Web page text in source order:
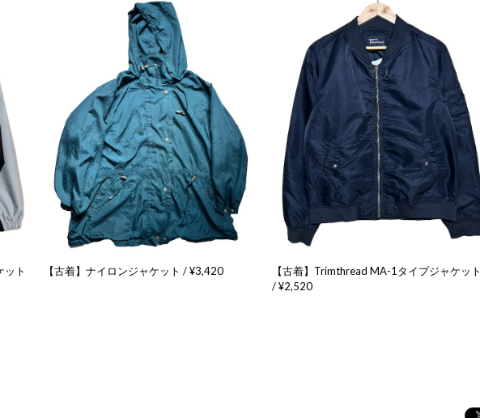
ット
【古着】ナイロンジャケット / ¥3,420
【古着】Trimthread MA-1タイプジャケット
/ ¥2,520